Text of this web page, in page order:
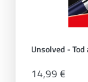
Unsolved - Tod
14,99 €